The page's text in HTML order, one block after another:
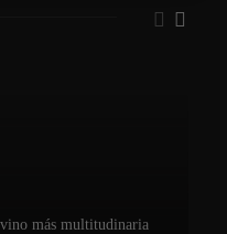
más multitudinaria